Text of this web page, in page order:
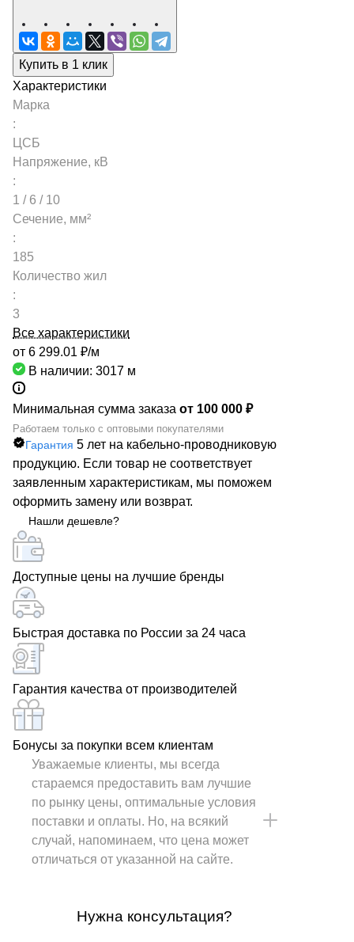
Купить в 1 клик
Характеристики
Марка
:
ЦСБ
Напряжение, кВ
:
1 / 6 / 10
Сечение, мм²
:
185
Количество жил
:
3
Все характеристики
от 6 299.01 ₽/м
В наличии: 3017 м
Минимальная сумма заказа от 100 000 ₽
Работаем только с оптовыми покупателями
Гарантия 5 лет на кабельно-проводниковую
продукцию. Если товар не соответствует
заявленным характеристикам, мы поможем
оформить замену или возврат.
Нашли дешевле?
Доступные цены на лучшие бренды
Быстрая доставка по России за 24 часа
Гарантия качества от производителей
Бонусы за покупки всем клиентам
Уважаемые клиенты, мы всегда
стараемся предоставить вам лучшие
по рынку цены, оптимальные условия
поставки и оплаты. Но, на всякий
случай, напоминаем, что цена может
отличаться от указанной на сайте.
Нужна консультация?